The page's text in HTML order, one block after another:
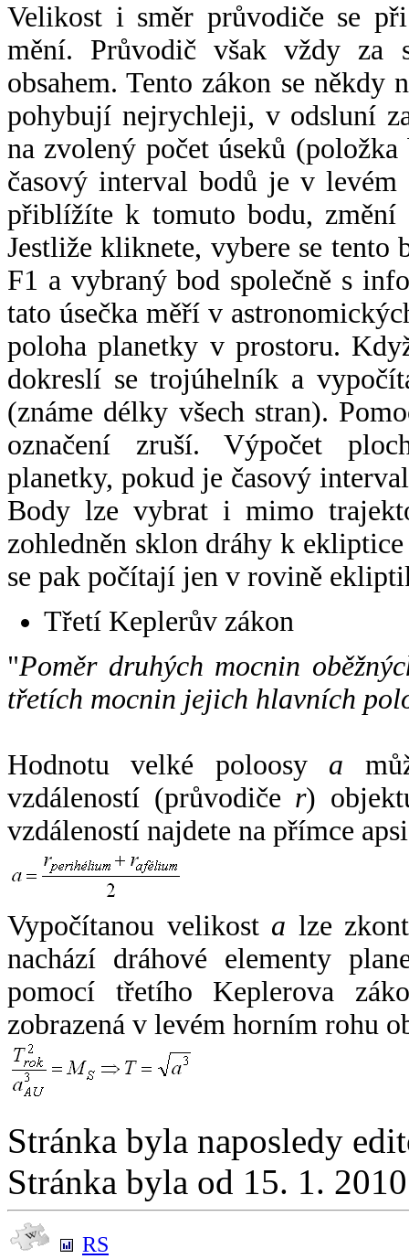
Velikost i směr průvodiče se
mění. Průvodič však vždy za
obsahem. Tento zákon se někdy
pohybují nejrychleji, v odsluní
na zvolený počet úseků
časový interval bodů je v
přiblížíte k tomuto bodu,
Jestliže kliknete, vybere se tento
F1 a vybraný bod společně s
tato úsečka měří v
poloha planetky v prostoru.
dokreslí se trojúhelník a
(známe délky všech stran).
označení zruší. Výpočet
planetky, pokud je časový
Body lze vybrat i mimo
zohledněn sklon dráhy k
se pak počítají jen v rovině
Třetí Keplerův zákon
"Poměr druhých mocnin
třetích mocnin jejich hlavních
Hodnotu velké poloosy a
vzdáleností (průvodiče r)
vzdáleností najdete na přímce
Vypočítanou velikost a lze
nachází dráhové elementy
pomocí třetího Keplerova
zobrazená v levém horním rohu
Stránka byla naposledy
Stránka byla od 15. 1.
RS